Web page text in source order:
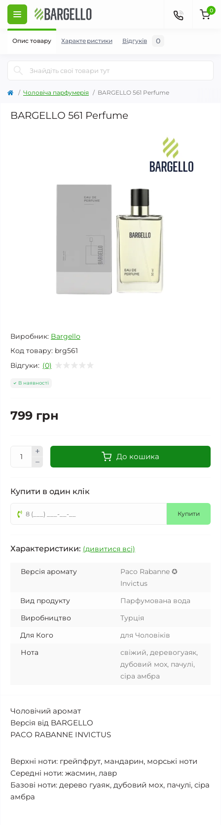
0
Чоловіча парфумерія BARGELLO 561 Perfume
BARGELLO 561 Perfume
Виробник: Bargello
Код товару: brg561
Відгуки: (0)
В наявності
799 грн
До кошика
Купити в один клік
Купити
Характеристики: (дивитися всі)
Версія аромату
Paco Rabanne ✪
Invictus
Вид продукту
Парфумована вода
Виробництво
Турція
Для Кого
для Чоловіків
Нота
свіжий, деревогуаяк,
дубовий мох, пачулі,
сіра амбра
Опис товару Характеристики Відгуків 0
Чоловічий аромат
Версія від BARGELLO
PACO RABANNE INVICTUS
Верхні ноти: грейпфрут, мандарин, морські ноти
Середні ноти: жасмин, лавр
Базові ноти: дерево гуаяк, дубовий мох, пачулі, сіра
амбра